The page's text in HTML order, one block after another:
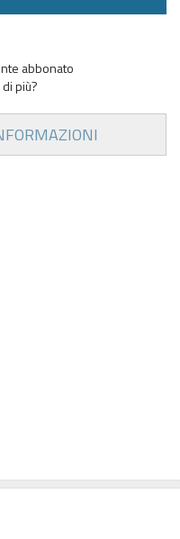
abbonato
più?